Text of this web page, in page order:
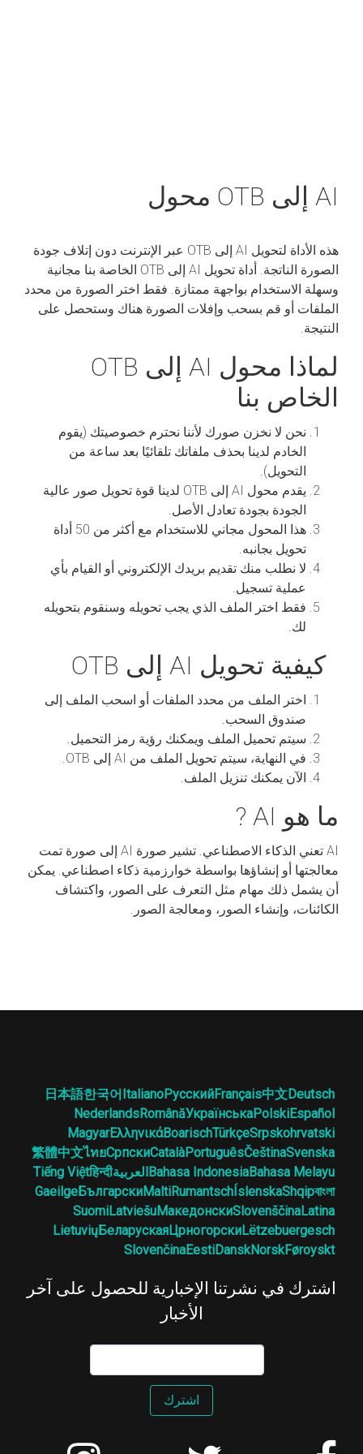
AI إلى OTB محول
هذه الأداة لتحويل AI إلى OTB عبر الإنترنت دون إتلاف جودة
الصورة الناتجة. أداة تحويل AI إلى OTB الخاصة بنا مجانية
وسهلة الاستخدام بواجهة ممتازة. فقط اختر الصورة من محدد
الملفات أو قم بسحب وإفلات الصورة هناك وستحصل على
النتيجة.
لماذا محول AI إلى OTB
الخاص بنا
نحن لا نخزن صورك لأننا نحترم خصوصيتك (يقوم
الخادم لدينا بحذف ملفاتك تلقائيًا بعد ساعة من
التحويل).
يقدم محول AI إلى OTB لدينا قوة تحويل صور عالية
الجودة بجودة تعادل الأصل.
هذا المحول مجاني للاستخدام مع أكثر من 50 أداة
تحويل بجانبه.
لا نطلب منك تقديم بريدك الإلكتروني أو القيام بأي
عملية تسجيل.
فقط اختر الملف الذي يجب تحويله وسنقوم بتحويله
لك.
كيفية تحويل AI إلى OTB
اختر الملف من محدد الملفات أو اسحب الملف إلى
صندوق السحب.
سيتم تحميل الملف ويمكنك رؤية رمز التحميل.
في النهاية، سيتم تحويل الملف من AI إلى OTB.
الآن يمكنك تنزيل الملف.
ما هو AI ?
AI تعني الذكاء الاصطناعي. تشير صورة AI إلى صورة تمت
معالجتها أو إنشاؤها بواسطة خوارزمية ذكاء اصطناعي. يمكن
أن يشمل ذلك مهام مثل التعرف على الصور، واكتشاف
الكائنات، وإنشاء الصور، ومعالجة الصور.
Deutsch
中文
Français
Русский
Italiano
한국어
日本語
Español
Polski
Українська
Română
Nederlands
Srpskohrvatski
Türkçe
Boarisch
Ελληνικά
Magyar
Svenska
Čeština
Português
Català
Српски
ไทย
繁體中文
Bahasa Melayu
Bahasa Indonesiaالعربيةहिन्दी
Tiếng Việt
বাংলা
Shqip
Íslenska
Rumantsch
Malti
Български
Gaeilge
Latina
Slovenščina
Македонски
Latviešu
Suomi
Lëtzebuergesch
Црногорски
Беларуская
Lietuvių
Føroyskt
Norsk
Dansk
Eesti
Slovenčina
اشترك في نشرتنا الإخبارية للحصول على آخر
الأخبار
اشترك